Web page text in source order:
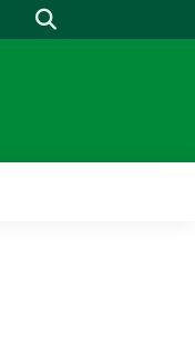
Suche